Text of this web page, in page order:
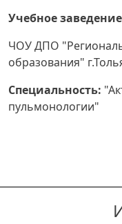
Учебное
ЧОУ ДПО
образования"
Специальность:
пульмонологии"